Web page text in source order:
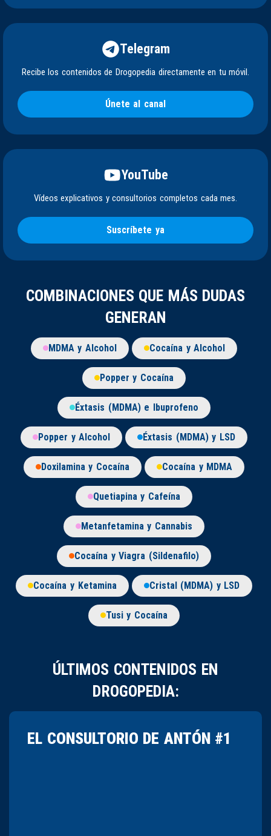
Telegram
Recibe los contenidos de Drogopedia directamente en tu móvil.
Únete al canal
YouTube
Vídeos explicativos y consultorios completos cada mes.
Suscríbete ya
COMBINACIONES QUE MÁS DUDAS
GENERAN
MDMA y Alcohol Cocaína y Alcohol
Popper y Cocaína
Éxtasis (MDMA) e Ibuprofeno
Popper y Alcohol Éxtasis (MDMA) y LSD
Doxilamina y Cocaína Cocaína y MDMA
Quetiapina y Cafeína
Metanfetamina y Cannabis
Cocaína y Viagra (Sildenafilo)
Cocaína y Ketamina Cristal (MDMA) y LSD
Tusi y Cocaína
ÚLTIMOS CONTENIDOS EN
DROGOPEDIA:
EL CONSULTORIO DE ANTÓN #1